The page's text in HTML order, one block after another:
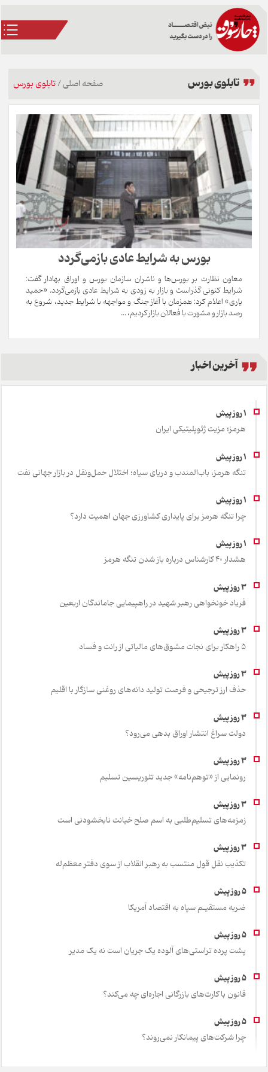
تابلوی بورس صفحه اصلی/تابلوی بورس
بورس به شرایط عادی بازمی‌گردد
معاون نظارت بر بورس‌ها و ناشران سازمان بورس و اوراق بهادار گفت:
شرایط کنونی گذراست و بازار به زودی به شرایط عادی بازمی‌گردد. «حمید
یاری» اعلام کرد: همزمان با آغاز جنگ و مواجهه با شرایط جدید، شروع به
رصد بازار و مشورت با فعالان بازار کردیم، ...
آخرین اخبار
هرمز؛ مزیت ژئوپلیتیکی ایران
تنگه هرمز، باب‌المندب و دریای سیاه؛ اختلال حمل‌ونقل در بازار جهانی نفت
چرا تنگه هرمز برای پایداری کشاورزی جهان اهمیت دارد؟
هشدار 40 کارشناس درباره باز شدن تنگه هرمز
فریاد خونخواهی رهبر شهید در راهپیمایی جاماندگان اربعین
۵ راهکار برای نجات مشوق‌های مالیاتی از رانت و فساد
حذف ارز ترجیحی و فرصت تولید دانه‌های روغنی سازگار با اقلیم
دولت سراغ انتشار اوراق بدهی می‌رود؟
رونمایی از «توهم‌نامه» جدید تئور‌یسین تسلیم
زمزمه‌های تسلیم‌طلبی به اسم صلح خیانت نابخشودنی است
تکذیب نقل قول منتسب به رهبر انقلاب از سوی دفتر معظم‌له
ضربه مستقیـم سپاه به اقتصاد آمر‌یکا
پشت پرده تراستی‌های آلوده یک جریان است نه یک مدیر
قانون با کارت‌های بازرگانی اجاره‌ای چه می‌کند؟
چرا شرکت‌های پیمانکار نمی‌روند؟